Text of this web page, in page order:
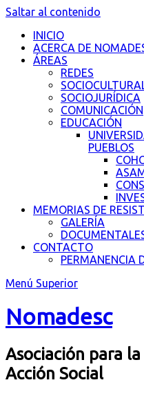
Saltar al contenido
INICIO
ACERCA DE
ÁREAS
REDES
SOCIOJURÍDICA
COMUNICACIÓN
EDUCACIÓN
PUEBLOS
MEMORIAS DE
GALERÍA
CONTACTO
PERMANENCIA
Menú Superior
Nomadesc
Asociación para
Acción Social